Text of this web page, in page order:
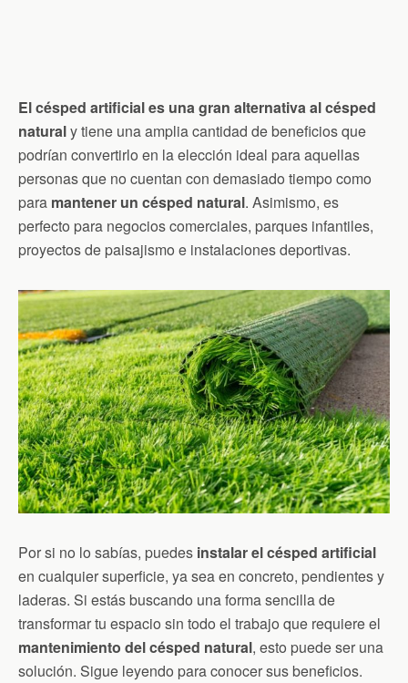
El césped artificial es una gran alternativa al césped
naturaly tiene una amplia cantidad de beneficios que
podrían convertirlo en la elección ideal para aquellas
personas que no cuentan con demasiado tiempo como
para mantener un césped natural. Asimismo, es
perfecto para negocios comerciales, parques infantiles,
proyectos de paisajismo e instalaciones deportivas.
Por si no lo sabías, puedes instalar el césped artificial
en cualquier superficie, ya sea en concreto, pendientes y
laderas. Si estás buscando una forma sencilla de
transformar tu espacio sin todo el trabajo que requiere el
mantenimiento del césped natural, esto puede ser una
solución. Sigue leyendo para conocer sus beneficios.